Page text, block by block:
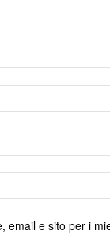
email e sito per i